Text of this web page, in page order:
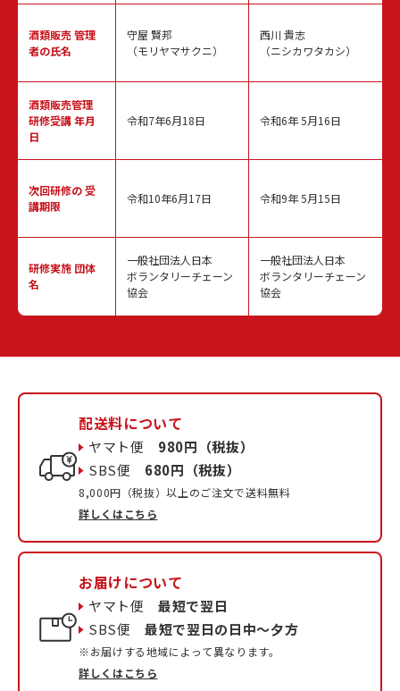
酒類販売管理
者の氏名
酒類販売管理
研修受講 年月
日
次回研修の受
講期限
研修実施 団体
名
守屋 賢邦
（モリヤマサクニ）
令和7年6月18日
令和10年6月17日
一般社団法人日本
ボランタリーチェーン
協会
西川 貴志
（ニシカワタカシ）
令和6年 5月16日
令和9年 5月15日
一般社団法人日本
ボランタリーチェーン
協会
配送料について
ヤマト便 980円（税抜）
SBS便 680円（税抜）
8,000円（税抜）以上のご注文で送料無料
詳しくはこちら
お届けについて
ヤマト便最短で翌日
SBS便最短で翌日の日中〜夕方
※お届けする地域によって異なります。
詳しくはこちら